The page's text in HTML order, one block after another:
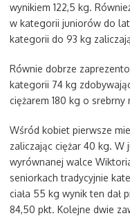
wynikiem 122,5 kg.
w kategorii juniorów do lat
kategorii do 93 kg
Równie dobrze
kategorii 74 kg
ciężarem 180 kg o
Wśród kobiet pierwsze
zaliczając ciężar 40 kg. W
wyrównanej walce
seniorkach tradycyjnie
ciała 55 kg wynik ten dał
84,50 pkt. Kolejne dwie